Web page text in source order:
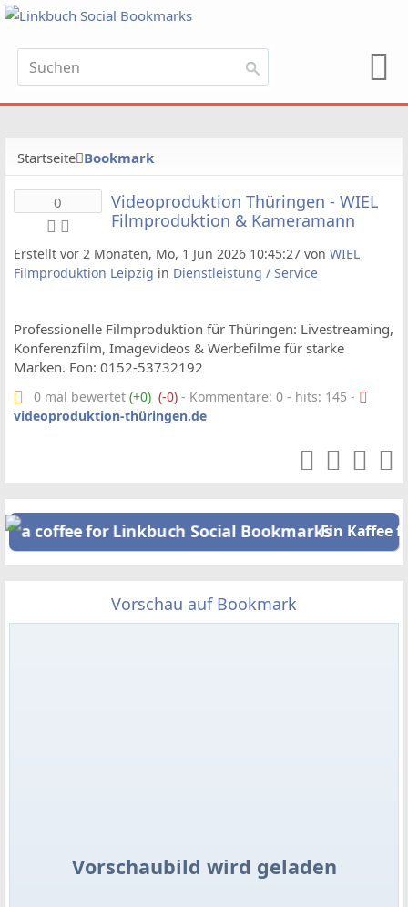
Startseite Bookmark
0
Videoproduktion Thüringen - WIEL
Filmproduktion & Kameramann
Erstellt vor 2 Monaten, Mo, 1 Jun 2026 10:45:27 von WIEL
Filmproduktion Leipzig in Dienstleistung / Service
Professionelle Filmproduktion für Thüringen: Livestreaming,
Konferenzfilm, Imagevideos & Werbefilme für starke
Marken. Fon: 0152-53732192
0 mal bewertet (+0) (-0) - Kommentare: 0 - hits: 145 -
videoproduktion-thüringen.de
Ein Kaffee
Vorschau auf Bookmark
Vorschaubild wird geladen